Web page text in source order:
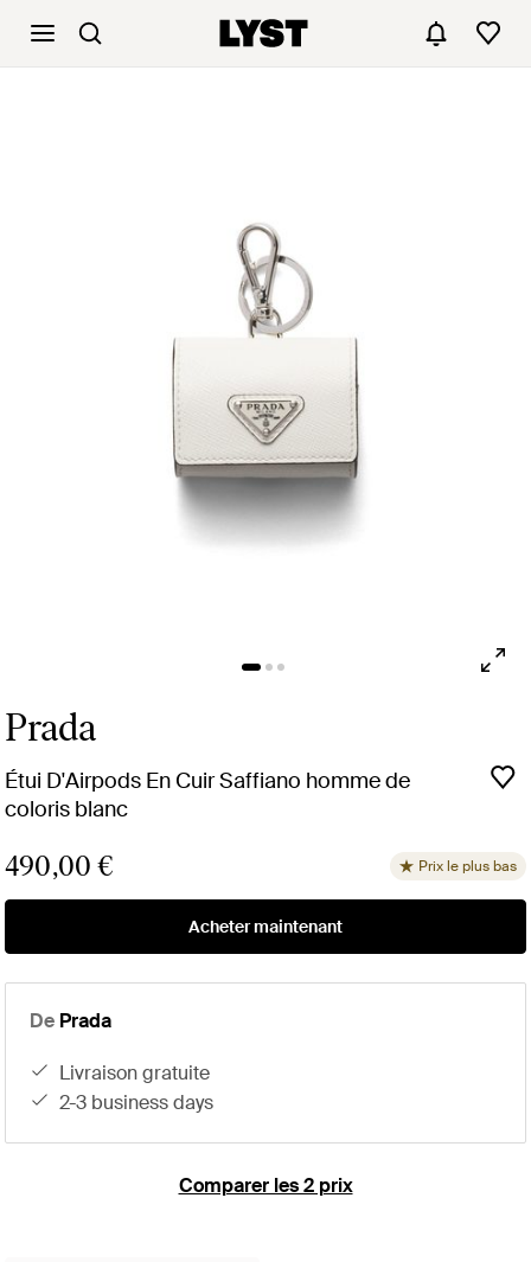
Prada
Étui D'Airpods En Cuir Saffiano homme de
coloris blanc
490,00 € Prix le plus bas
Acheter maintenant
De Prada
livraison gratuite
2-3 business days
Comparer les 2 prix